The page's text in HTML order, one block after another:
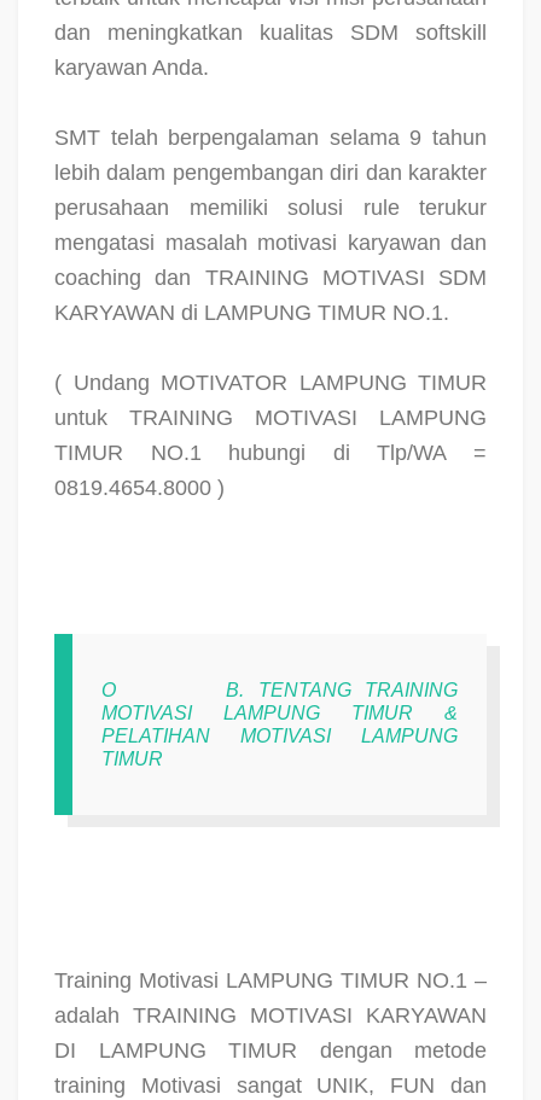
dan meningkatkan kualitas SDM softskill
karyawan Anda.
SMT telah berpengalaman selama 9 tahun
lebih dalam pengembangan diri dan karakter
perusahaan memiliki solusi rule terukur
mengatasi masalah motivasi karyawan dan
coaching dan TRAINING MOTIVASI SDM
KARYAWAN di LAMPUNG TIMUR NO.1.
( Undang MOTIVATOR LAMPUNG TIMUR
untuk TRAINING MOTIVASI LAMPUNG
TIMUR NO.1 hubungi di Tlp/WA =
0819.4654.8000 )
O
B. TENTANG TRAINING
MOTIVASI LAMPUNG TIMUR &
PELATIHAN MOTIVASI LAMPUNG
TIMUR
Training Motivasi LAMPUNG TIMUR NO.1 –
adalah TRAINING MOTIVASI KARYAWAN
DI LAMPUNG TIMUR dengan metode
training Motivasi sangat UNIK, FUN dan